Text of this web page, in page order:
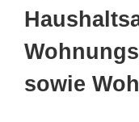
sowie